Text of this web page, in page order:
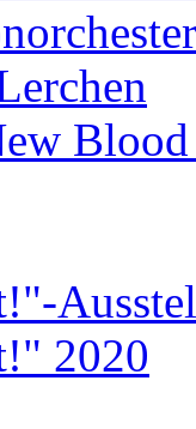
Blood
2020